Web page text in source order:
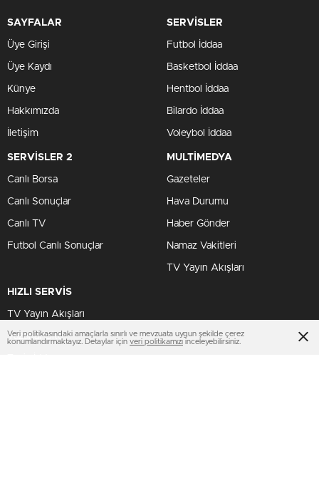
SAYFALAR
Üye Girişi
Üye Kaydı
Künye
Hakkımızda
İletişim
SERVİSLER
Futbol İddaa
Basketbol İddaa
Hentbol İddaa
Bilardo İddaa
Voleybol İddaa
SERVİSLER 2
Canlı Borsa
Canlı Sonuçlar
Canlı TV
Futbol Canlı Sonuçlar
MULTİMEDYA
Gazeteler
Hava Durumu
Haber Gönder
Namaz Vakitleri
TV Yayın Akışları
HIZLI SERVİS
TV Yayın Akışları
Yazarlar Site
Veri politikasındaki amaçlarla sınırlı ve mevzuata uygun şekilde çerez
konumlandırmaktayız. Detaylar için veri politikamızı inceleyebilirsiniz.